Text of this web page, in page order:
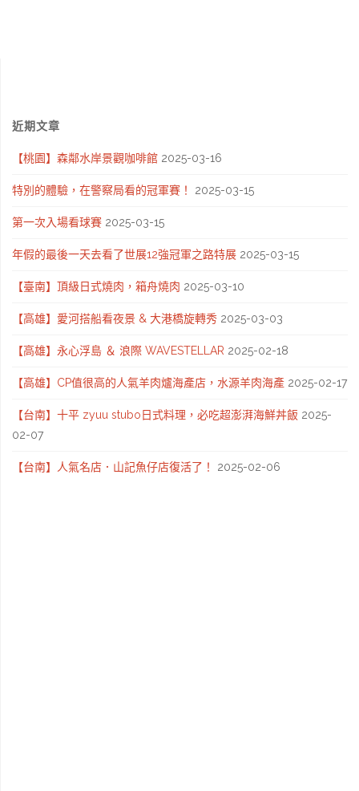
近期文章
【桃園】森鄰水岸景觀咖啡館 2025-03-16
特別的體驗，在警察局看的冠軍賽！ 2025-03-15
第一次入場看球賽 2025-03-15
年假的最後一天去看了世展12強冠軍之路特展 2025-03-15
【臺南】頂級日式燒肉，箱舟燒肉 2025-03-10
【高雄】愛河搭船看夜景 & 大港橋旋轉秀 2025-03-03
【高雄】永心浮島 ＆ 浪際 WAVESTELLAR 2025-02-18
【高雄】CP值很高的人氣羊肉爐海產店，水源羊肉海產 2025-02-17
【台南】十平 zyuu stubo日式料理，必吃超澎湃海鮮丼飯 2025-
02-07
【台南】人氣名店．山記魚仔店復活了！ 2025-02-06